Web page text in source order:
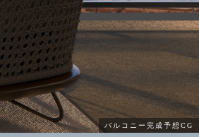
バルコニー完成予想CG